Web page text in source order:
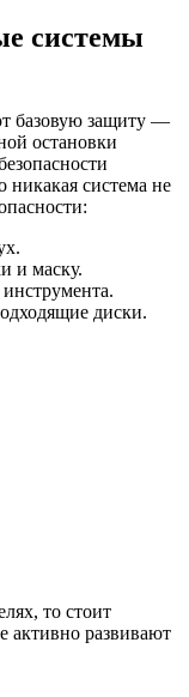
системы
базовую защиту —
остановки
система не
и маску.
диски.
то стоит
активно развивают